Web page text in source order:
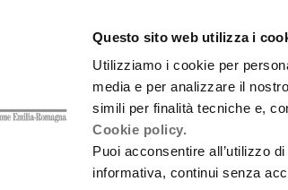
Questo sito web utilizza i
Utilizziamo i cookie per
media e per analizzare il
simili per finalità tecniche e,
Cookie policy.
Puoi acconsentire all’utilizzo
informativa, continui senza
emiliaromagnacultura/
BANDI
Sviluppo
Location
SPECIALI DAI SET